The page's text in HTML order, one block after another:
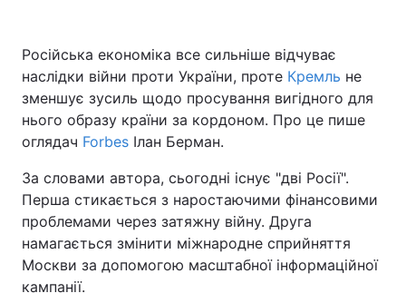
Економіка Світ
Спорт Наука
Зброя Інциденти
Здоров'я Туризм
Цікавинки
Російська економіка все сильніше відчуває
наслідки війни проти України, проте Кремль не
зменшує зусиль щодо просування вигідного для
нього образу країни за кордоном. Про це пише
оглядач Forbes Ілан Берман.
За словами автора, сьогодні існує "дві Росії".
Перша стикається з наростаючими фінансовими
проблемами через затяжну війну. Друга
намагається змінити міжнародне сприйняття
Москви за допомогою масштабної інформаційної
кампанії.